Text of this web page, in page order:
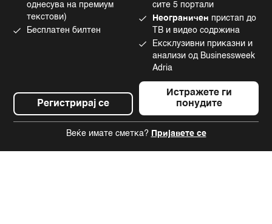
однесува на премиум
текстови)
Бесплатен билтен
Регистрирај се
сите 5 портали
Неограничен пристап до
ТВ и видео содржина
Ексклузивни приказни и
анализи од Businessweek
Adria
Истражете ги
понудите
Веќе имате сметка? Пријавете се
©2022 - 2026 Bloomberg L.P. All Rights Reserved. BLOOMBERG and the
BLOOMBERG logo are registered trademarks and service marks of
Bloomberg Finance L.P. or its subsidiaries, displayed with permission
Bloomberg Adria is a Mtel Swiss SA Property
News CMS by Cubes